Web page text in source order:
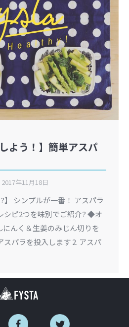
よう！】簡単アスパ
2017年11月18日
】 シンプルが一番！ アスパラ
シピ2つを味別でご紹介? ◆オ
にんく＆生姜のみじん切りを
スパラを投入します 2. アスパ